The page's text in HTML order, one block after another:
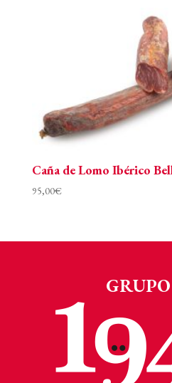
Caña de Lomo Ibérico
95,00€